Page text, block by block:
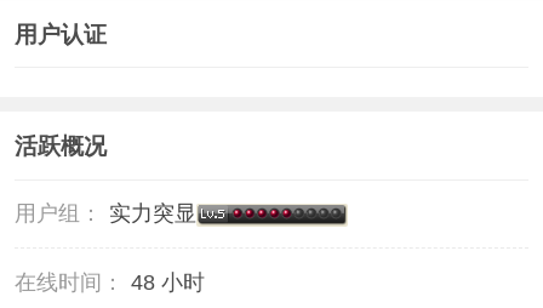
用户认证
活跃概况
用户组： 实力突显
在线时间：
48 小时